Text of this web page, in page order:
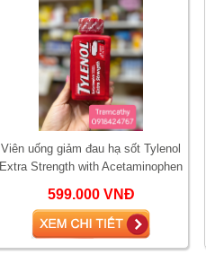
Viên uống giảm đau hạ sốt Tylenol
Extra Strength with Acetaminophen
599.000 VNĐ